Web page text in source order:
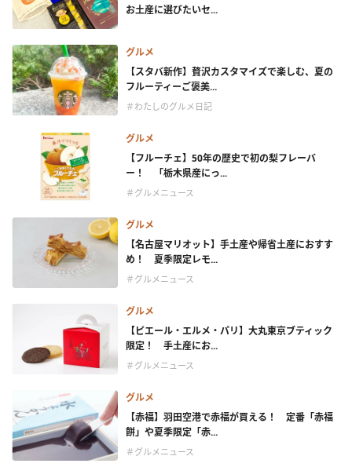
お土産に選びたいセ...
グルメ
【スタバ新作】贅沢カスタマイズで楽しむ、夏の
フルーティーご褒美...
＃わたしのグルメ日記
グルメ
【フルーチェ】50年の歴史で初の梨フレーバ
ー！ 「栃木県産にっ...
＃グルメニュース
グルメ
【名古屋マリオット】手土産や帰省土産におすす
め！ 夏季限定レモ...
＃グルメニュース
グルメ
【ピエール・エルメ・パリ】大丸東京ブティック
限定！ 手土産にお...
＃グルメニュース
グルメ
【赤福】羽田空港で赤福が買える！ 定番「赤福
餅」や夏季限定「赤...
＃グルメニュース